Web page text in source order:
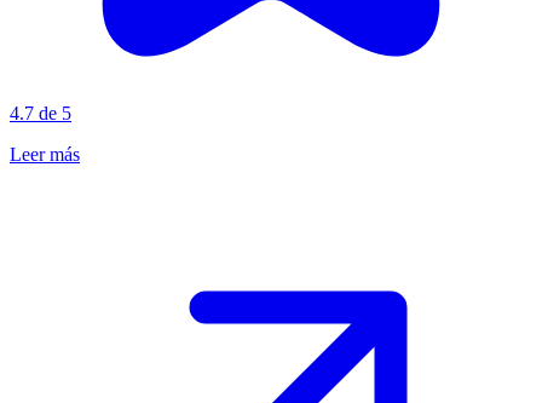
4.7 de 5
Leer más